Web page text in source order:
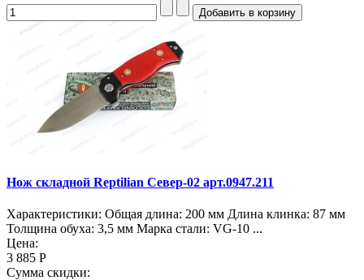
Нож складной Reptilian Север-02 арт.0947.211
Характеристики: Общая длина: 200 мм Длина клинка: 87 мм
Толщина обуха: 3,5 мм Марка стали: VG-10 ...
Цена:
3 885 Р
Сумма скидки: